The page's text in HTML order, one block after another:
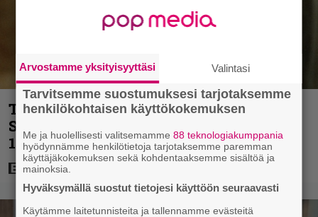
Tänän tv:ssä: Esko Salminen ja Satu
Silvo tekevät hienot pääroolit vuoden
1984 menestyselokuvassa
Arvostamme yksityisyyttäsi Valintasi
Tarvitsemme suostumuksesi tarjotaksemme
henkilökohtaisen käyttökokemuksen
Me ja huolellisesti valitsemamme88 teknologiakumppania
hyödynnämme henkilötietoja tarjotaksemme paremman
käyttäjäkokemuksen sekä kohdentaaksemme sisältöä ja
mainoksia.
Hyväksymällä suostut tietojesi käyttöön seuraavasti
Käytämme laitetunnisteita ja tallennamme evästeitä